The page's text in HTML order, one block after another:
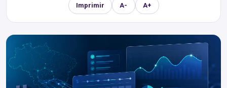
Imprimir A- A+